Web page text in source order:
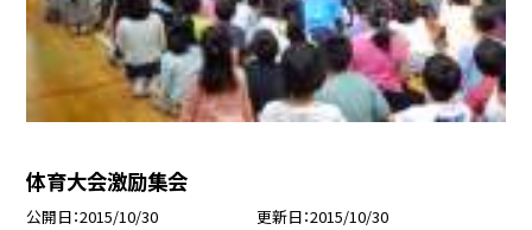
体育大会激励集会
公開日 2015/10/30 更新日 2015/10/30